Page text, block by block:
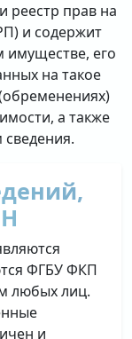
реестр прав на
и содержит
его
на такое
а также
ФГБУ ФКП
любых лиц.
и